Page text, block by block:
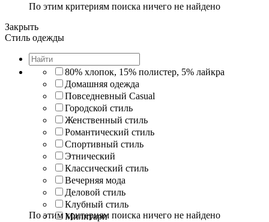
По этим критериям поиска ничего не найдено
Закрыть
Стиль одежды
80% хлопок, 15% полистер, 5% лайкра
Домашняя одежда
Повседневный Casual
Городской стиль
Женственный стиль
Романтический стиль
Спортивный стиль
Этнический
Классический стиль
Вечерняя мода
Деловой стиль
Клубный стиль
Милитари
По этим критериям поиска ничего не найдено